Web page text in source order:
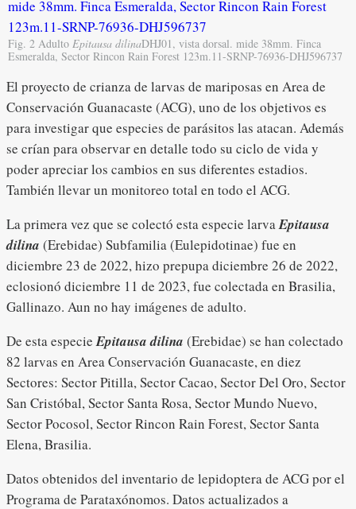
Fig. 2 Adulto Epitausa dilinaDHJ01, vista dorsal. mide 38mm. Finca
Esmeralda, Sector Rincon Rain Forest 123m.11-SRNP-76936-DHJ596737
El proyecto de crianza de larvas de mariposas en Area de
Conservación Guanacaste (ACG), uno de los objetivos es
para investigar que especies de parásitos las atacan. Además
se crían para observar en detalle todo su ciclo de vida y
poder apreciar los cambios en sus diferentes estadios.
También llevar un monitoreo total en todo el ACG.
La primera vez que se colectó esta especie larvaEpitausa
dilina (Erebidae) Subfamilia (Eulepidotinae) fue en
diciembre 23 de 2022, hizo prepupa diciembre 26 de 2022,
eclosionó diciembre 11 de 2023, fue colectada en Brasilia,
Gallinazo. Aun no hay imágenes de adulto.
De esta especieEpitausa dilina (Erebidae) se han colectado
82 larvas en Area Conservación Guanacaste, en diez
Sectores: Sector Pitilla, Sector Cacao, Sector Del Oro, Sector
San Cristóbal, Sector Santa Rosa, Sector Mundo Nuevo,
Sector Pocosol, Sector Rincon Rain Forest, Sector Santa
Elena, Brasilia.
Datos obtenidos del inventario de lepidoptera de ACG por el
Programa de Parataxónomos. Datos actualizados a